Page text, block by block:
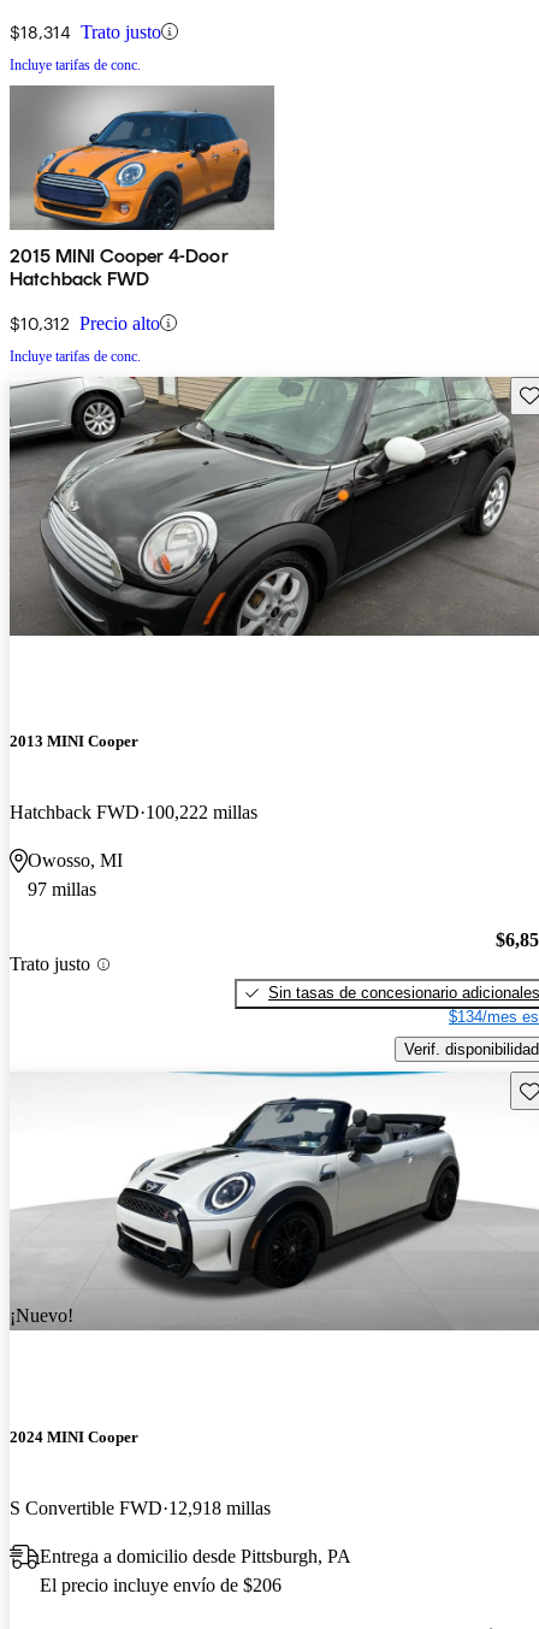
$18,314 Trato justo
Incluye tarifas de conc.
2015 MINI Cooper 4-Door
Hatchback FWD
$10,312 Precio alto
Incluye tarifas de conc.
2013 MINI Cooper
Hatchback FWD 100,222 millas
Owosso, MI
97 millas
Trato justo
Sin tasas de concesionario adicionales
$134/mes
Verif. disponibilidad
¡Nuevo!
2024 MINI Cooper
S Convertible FWD 12,918 millas
Entrega a domicilio desde Pittsburgh, PA
El precio incluye envío de $206